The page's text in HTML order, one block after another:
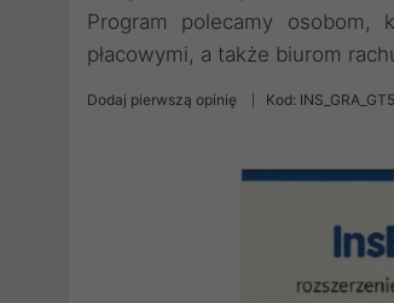
Program polecamy
płacowymi, a także biurom
Dodaj pierwszą opinię Kod: